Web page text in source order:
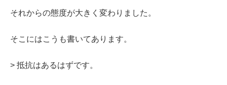
それからの態度が大きく変わりました。
そこにはこうも書いてあります。
> 抵抗はあるはずです。